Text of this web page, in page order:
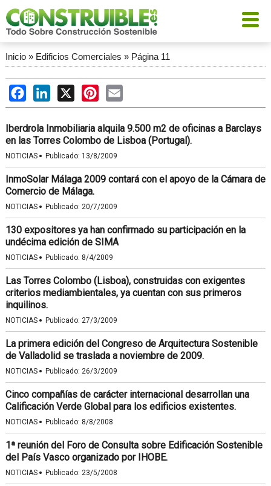
Inicio» Edificios Comerciales » Página 11
FacebookLinkedIn
X PinterestEmail
Iberdrola Inmobiliaria alquila 9.500 m2 de oficinas a Barclays
en las Torres Colombo de Lisboa (Portugal).
NOTICIAS · Publicado: 13/8/2009
InmoSolar Málaga 2009 contará con el apoyo de la Cámara de
Comercio de Málaga.
NOTICIAS · Publicado: 20/7/2009
130 expositores ya han confirmado su participación en la
undécima edición de SIMA
NOTICIAS · Publicado: 8/4/2009
Las Torres Colombo (Lisboa), construidas con exigentes
criterios mediambientales, ya cuentan con sus primeros
inquilinos.
NOTICIAS · Publicado: 27/3/2009
La primera edición del Congreso de Arquitectura Sostenible
de Valladolid se traslada a noviembre de 2009.
NOTICIAS · Publicado: 26/3/2009
Cinco compañías de carácter internacional desarrollan una
Calificación Verde Global para los edificios existentes.
NOTICIAS · Publicado: 8/8/2008
1ª reunión del Foro de Consulta sobre Edificación Sostenible
del País Vasco organizado por IHOBE.
NOTICIAS · Publicado: 23/5/2008